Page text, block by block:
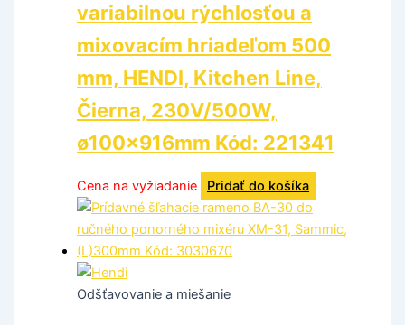
variabilnou rýchlosťou a
mixovacím hriadeľom 500
mm, HENDI, Kitchen Line,
Čierna, 230V/500W,
ø100x916mm Kód: 221341
Cena na vyžiadanie Pridať do košíka
Odšťavovanie a miešanie